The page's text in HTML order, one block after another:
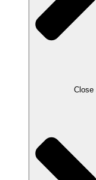
Close